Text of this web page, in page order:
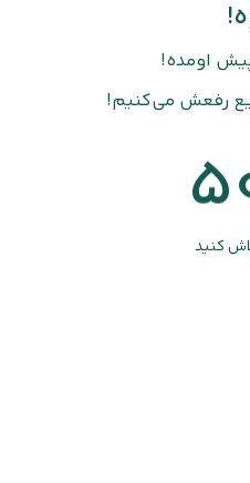
اومده!
رفعش می‌کنیم!
کنید